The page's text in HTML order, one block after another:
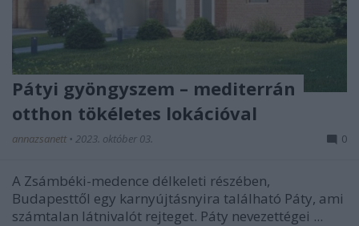
Pátyi gyöngyszem – mediterrán
otthon tökéletes lokációval
annazsanett • 2023. október 03. 0
A Zsámbéki-medence délkeleti részében,
Budapesttől egy karnyújtásnyira található Páty, ami
számtalan látnivalót rejteget. Páty nevezettégei ...